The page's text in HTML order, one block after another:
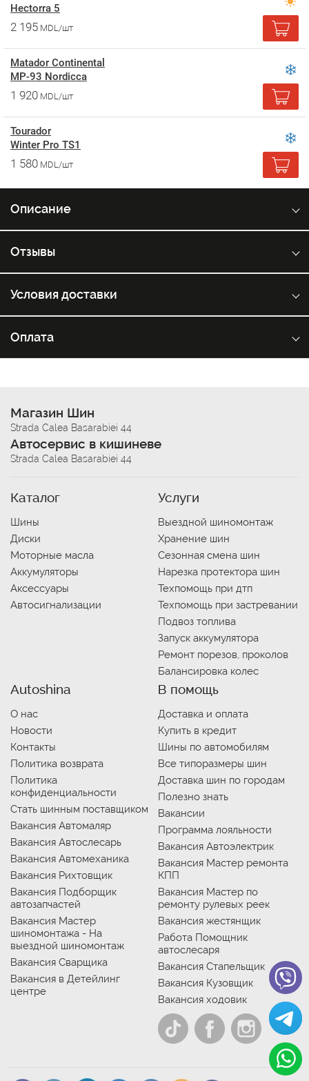
Hectorra 5
2 195 MDL/шт
Matador Continental
MP-93 Nordicca
1 920 MDL/шт
Tourador
Winter Pro TS1
1 580 MDL/шт
Описание
Отзывы
Условия доставки
Оплата
Магазин Шин
Strada Calea Basarabiei 44
Автосервис в кишиневе
Strada Calea Basarabiei 44
Каталог
Шины
Диски
Моторные масла
Аккумуляторы
Аксессуары
Автосигнализации
Услуги
Выездной шиномонтаж
Хранение шин
Сезонная смена шин
Нарезка протектора шин
Техпомощь при дтп
Техпомощь при застревании
Подвоз топлива
Запуск аккумулятора
Ремонт порезов, проколов
Балансировка колес
Autoshina
О нас
Новости
Контакты
Политика возврата
Политика
конфиденциальности
Стать шинным поставщиком
Вакансия Автомаляр
Вакансия Автослесарь
Вакансия Автомеханика
Вакансия Рихтовщик
Вакансия Подборщик
автозапчастей
Вакансия Мастер
шиномонтажа - На
выездной шиномонтаж
Вакансия Сварщика
Вакансия в Детейлинг
центре
В помощь
Доставка и оплата
Купить в кредит
Шины по автомобилям
Все типоразмеры шин
Доставка шин по городам
Полезно знать
Вакансии
Программа лояльности
Вакансия Автоэлектрик
Вакансия Мастер ремонта
КПП
Вакансия Мастер по
ремонту рулевых реек
Вакансия жестянщик
Работа Помощник
автослесаря
Вакансия Стапельщик
Вакансия Кузовщик
Вакансия ходовик